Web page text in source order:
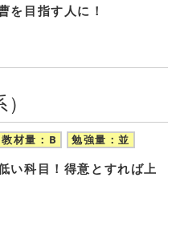
を目指す人に！
教材量：B 勉強量：並
い科目！得意とすれば上